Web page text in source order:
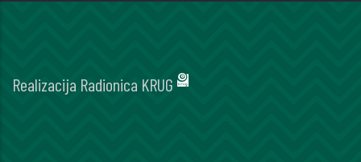
Realizacija Radionica KRUG